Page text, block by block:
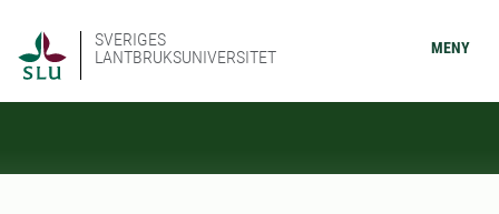
SVERIGES
LANTBRUKSUNIVERSITET
MENY